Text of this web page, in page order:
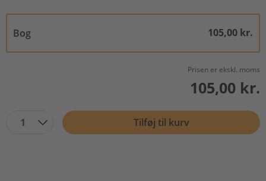
Bog 105,00 kr.
Prisen er ekskl. moms
105,00 kr.
1 Tilføj til kurv